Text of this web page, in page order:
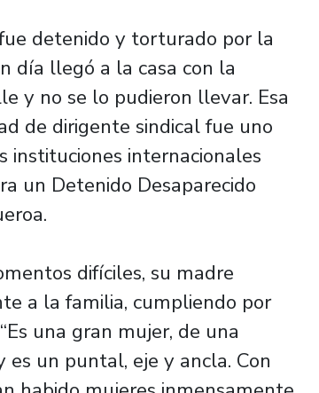
detenido y torturado por la
día llegó a la casa con la
y no se lo pudieron llevar. Esa
de dirigente sindical fue uno
instituciones internacionales
un Detenido Desaparecido
difíciles, su madre
a la familia, cumpliendo por
una gran mujer, de una
un puntal, eje y ancla. Con